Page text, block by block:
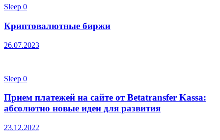
Sleep 0
Криптовалютные биржи
26.07.2023
Sleep 0
Прием платежей на сайте от Betatransfer Kassa:
абсолютно новые идеи для развития
23.12.2022